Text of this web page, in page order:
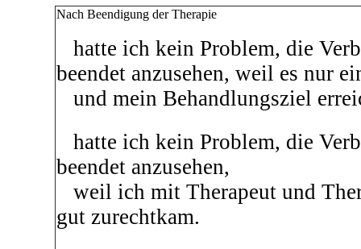
Nach Beendigung der Therapie
hatte ich kein Problem, die
beendet anzusehen, weil es nur
und mein Behandlungsziel
hatte ich kein Problem, die
beendet anzusehen,
weil ich mit Therapeut und
gut zurechtkam.